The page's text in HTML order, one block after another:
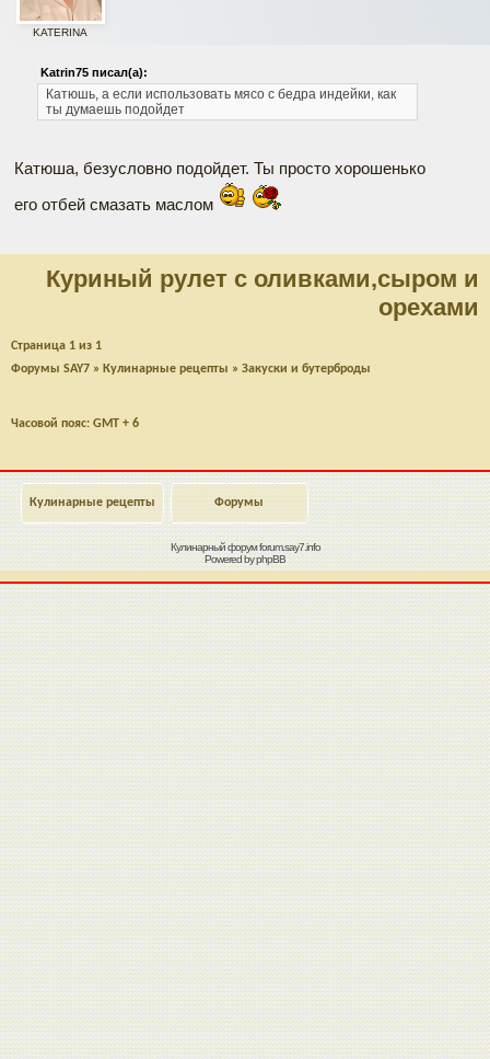
KATERINA
Katrin75 писал(а):
Катюшь, а если использовать мясо с бедра индейки, как
ты думаешь подойдет
Катюша, безусловно подойдет. Ты просто хорошенько
его отбей смазать маслом
Куриный рулет с оливками,сыром и
орехами
Страница 1 из 1
Форумы SAY7 » Кулинарные рецепты » Закуски и бутерброды
Часовой пояс: GMT + 6
Кулинарные рецепты Форумы
Кулинарный форумforum.say7.info
Powered byphpBB